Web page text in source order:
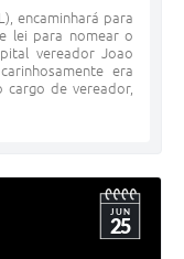
encaminhará para
lei para nomear o
vereador Joao
era
cargo de vereador,
JUN
25